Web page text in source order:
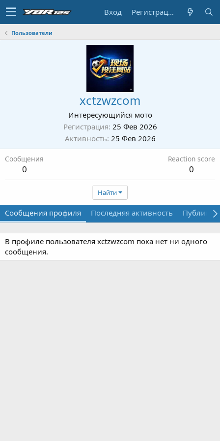
Вход Регистрация
Пользователи
xctzwzcom
Интересующийся мото
Регистрация 25 Фев 2026
Активность 25 Фев 2026
Сообщения
0
Reaction score
0
Найти
Сообщения профиля Последняя активность
В профиле пользователя xctzwzcom пока нет ни одного
сообщения.